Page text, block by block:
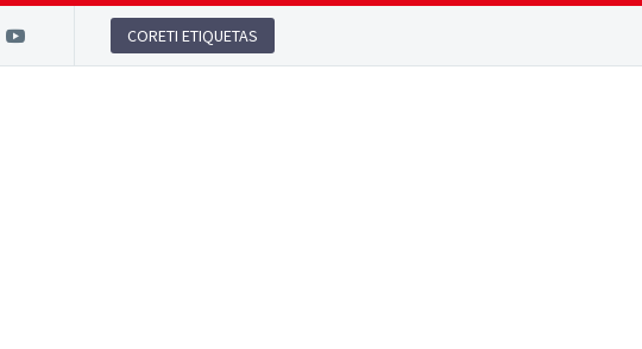
CORETI ETIQUETAS